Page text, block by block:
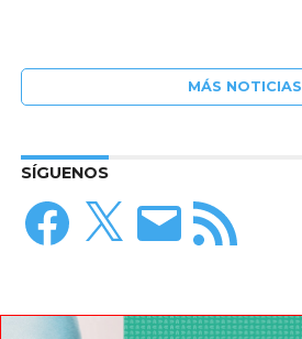
MÁS NOTICIAS
SÍGUENOS
Facebook
X
Correo
electrónico
Feed
RSS